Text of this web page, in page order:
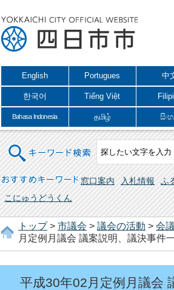
English Portugues 中
한국어 Tiếng Việt
Bahasa Indonesia தமிழ்
キーワード検索
おすすめキーワード 窓口案内 入札情報
ふ
こにゅうどうくん
トップ> 市議会 > 議会の活動 > 会
月定例月議会 議案説明、議決事件
平成30年02月定例月議会